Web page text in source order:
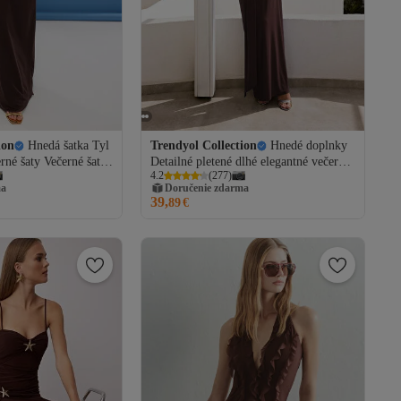
Hnedá šatka Tyl
šaty Večerné šaty
Trendyol Collection
Hnedé doplnky
Detailné pletené dlhé elegantné večerné
šaty Večerné šaty na promócie
TPRSS25AE00014
4.2 (277)
Doručenie zdarma
39,89€